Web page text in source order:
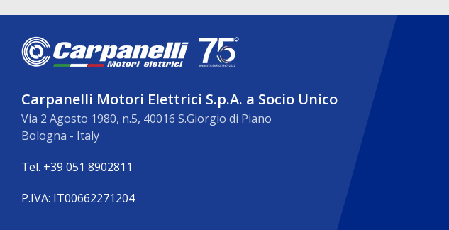
Carpanelli Motori Elettrici S.p.A. a Socio Unico
Via 2 Agosto 1980, n.5, 40016 S.Giorgio di Piano
Bologna - Italy
Tel. +39 051 8902811
P.IVA: IT00662271204